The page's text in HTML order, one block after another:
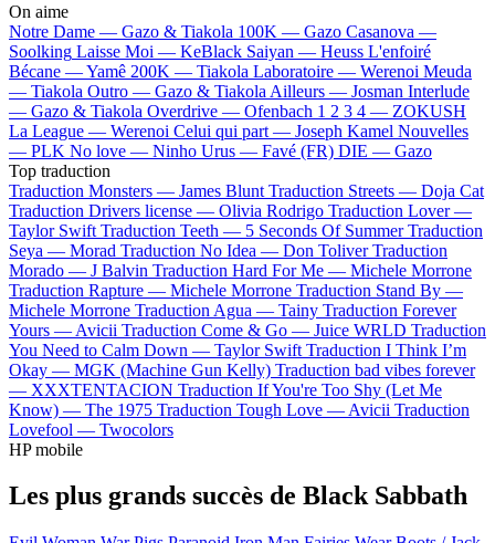
On aime
Notre Dame — Gazo & Tiakola 100K — Gazo Casanova —
Soolking Laisse Moi — KeBlack Saiyan — Heuss L'enfoiré
Bécane —Yamê 200K — Tiakola Laboratoire — Werenoi Meuda
— Tiakola Outro — Gazo & Tiakola Ailleurs — Josman Interlude
— Gazo & Tiakola Overdrive — Ofenbach 1 2 3 4 — ZOKUSH
La League — Werenoi Celui qui part — Joseph Kamel Nouvelles
— PLK No love — Ninho Urus — Favé (FR) DIE — Gazo
Top traduction
Traduction Monsters — James Blunt Traduction Streets — Doja Cat
Traduction Drivers license — Olivia Rodrigo Traduction Lover —
Taylor Swift Traduction Teeth — 5 Seconds Of Summer Traduction
Seya — Morad Traduction No Idea — Don Toliver Traduction
Morado — J Balvin Traduction Hard For Me — Michele Morrone
Traduction Rapture — Michele Morrone Traduction Stand By —
Michele Morrone Traduction Agua — Tainy Traduction Forever
Yours — Avicii Traduction Come & Go — Juice WRLD Traduction
You Need to Calm Down — Taylor Swift Traduction I Think I’m
Okay — MGK (Machine Gun Kelly) Traduction bad vibes forever
— XXXTENTACION Traduction If You're Too Shy (Let Me
Know) — The 1975 Traduction Tough Love — Avicii Traduction
Lovefool — Twocolors
HP mobile
Les plus grands succès de Black Sabbath